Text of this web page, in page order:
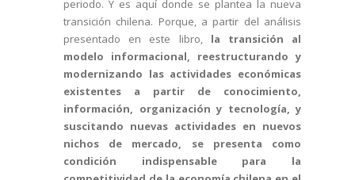
periodo. Y es aquí donde se plantea la nueva
transición chilena. Porque, a partir del análisis
presentado en este libro, la transición al
modelo informacional, reestructurando y
modernizando las actividades económicas
existentes a partir de conocimiento,
información, organización y tecnología, y
suscitando nuevas actividades en nuevos
nichos de mercado, se presenta como
condición indispensable para la